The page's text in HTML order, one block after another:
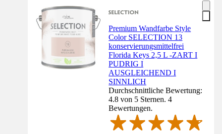
Premium Wandfarbe Style
Color SELECTION 13
konservierungsmittelfrei
Florida Keys 2,5 L -ZART I
PUDRIG I
AUSGLEICHEND I
SINNLICH
Durchschnittliche Bewertung:
4.8 von 5 Sternen. 4
Bewertungen.